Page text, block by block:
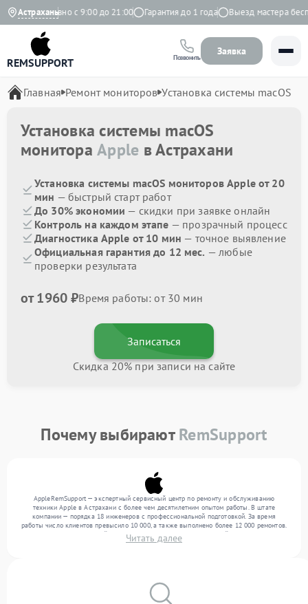
Астрахань
Ежедневно с 9:00 до 21:00 Гарантия до 1 года Выезд мастера
REMSUPPORT Позвонить
Заявка
Главная Ремонт мониторов Установка системы macOS
Установка системы macOS
монитораApple в Астрахани
Установка системы macOS мониторов Apple от 20
мин — быстрый старт работ
До 30% экономии — скидки при заявке онлайн
Контроль на каждом этапе — прозрачный процесс
Диагностика Apple от 10 мин — точное выявление
Официальная гарантия до 12 мес. — любые
проверки результата
от 1960 ₽Время работы: от 30 мин
Записаться
Скидка 20% при записи на сайте
Почему выбираютRemSupport
AppleRemSupport — экспертный сервисный центр по ремонту и обслуживанию
техники Apple в Астрахани с более чем десятилетним опытом работы. В штате
компании — порядка 18 инженеров с профессиональной подготовкой. За время
работы число клиентов превысило 10 000, а также выполнено более 12 000 ремонтов.
Ежемесячно в сервисный центр поступает более 300 обращений, включая , , . Мы
выполняем ремонт различного уровня сложности и предлагаем стабильный уровень
Читать далее